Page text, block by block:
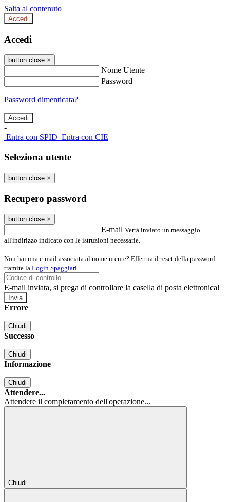
Salta al contenuto
Accedi
Accedi
button close ×
Nome Utente
Password
Password dimenticata?
-
Entra con SPID Entra con CIE
Seleziona utente
button close ×
Recupero password
button close ×
E-mail Verrà inviato un messaggio
all'indirizzo indicato con le istruzioni necessarie.
Non hai una e-mail associata al nome utente? Effettua il reset della password
tramite la Login Spaggiari
E-mail inviata, si prega di controllare la casella di posta elettronica!
Errore
Chiudi
Successo
Chiudi
Informazione
Chiudi
Attendere...
Attendere il completamento dell'operazione...
Chiudi